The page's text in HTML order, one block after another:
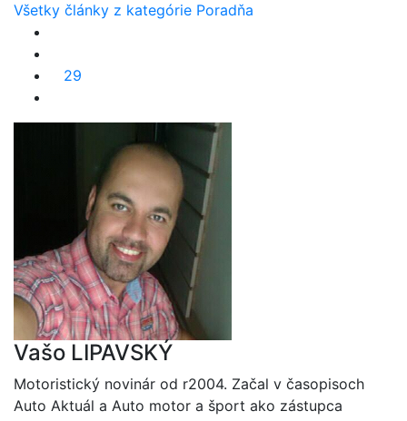
Všetky články z kategórie Poradňa
29
Vašo LIPAVSKÝ
Motoristický novinár od r2004. Začal v časopisoch
Auto Aktuál a Auto motor a šport ako zástupca